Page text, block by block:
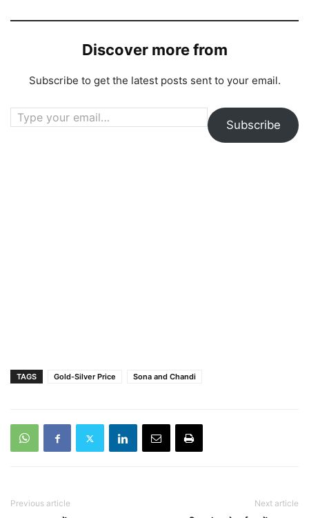
Discover more from
Subscribe to get the latest posts sent to your email.
Type your email…
Subscribe
TAGS Gold-Silver Price Sona and Chandi
Previous article Next article